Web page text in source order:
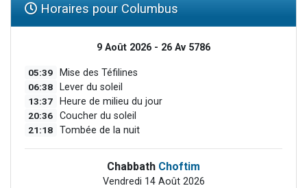
Horaires pour Columbus
9 Août 2026 - 26 Av 5786
05:39 Mise des Téfilines
06:38 Lever du soleil
13:37 Heure de milieu du jour
20:36 Coucher du soleil
21:18 Tombée de la nuit
Chabbath Choftim
Vendredi 14 Août 2026